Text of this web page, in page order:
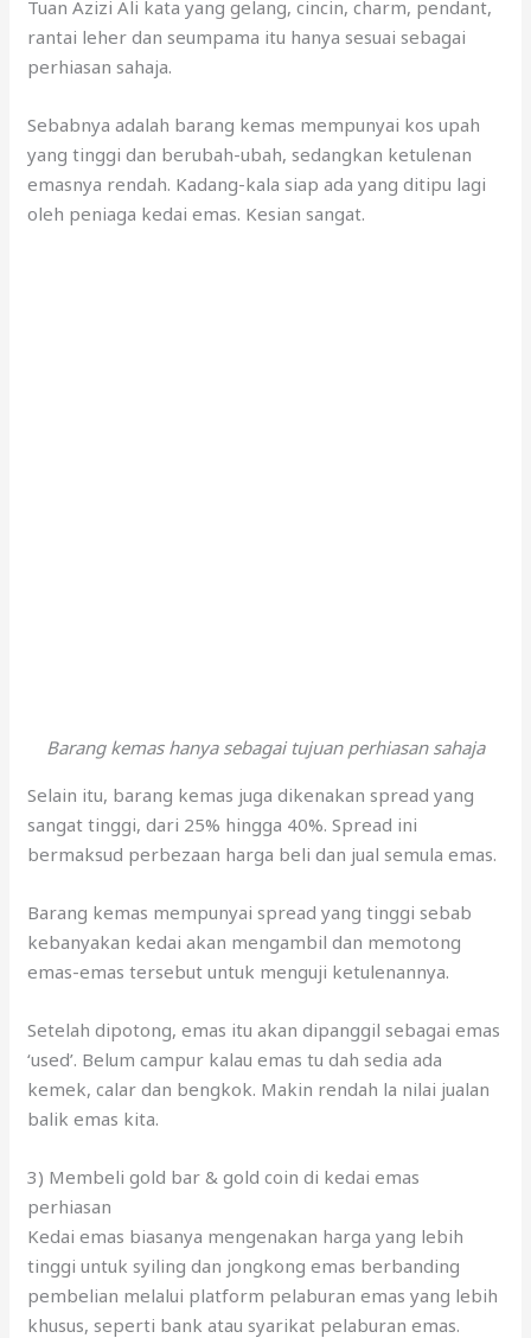
Tuan Azizi Ali kata yang gelang, cincin, charm, pendant,
rantai leher dan seumpama itu hanya sesuai sebagai
perhiasan sahaja.
Sebabnya adalah barang kemas mempunyai kos upah
yang tinggi dan berubah-ubah, sedangkan ketulenan
emasnya rendah. Kadang-kala siap ada yang ditipu lagi
oleh peniaga kedai emas. Kesian sangat.
bermaksud perbezaan harga beli dan jual semula emas.
Barang kemas mempunyai spread yang tinggi sebab
kebanyakan kedai akan mengambil dan memotong
emas-emas tersebut untuk menguji ketulenannya.
Setelah dipotong, emas itu akan dipanggil sebagai emas
‘used’. Belum campur kalau emas tu dah sedia ada
kemek, calar dan bengkok. Makin rendah la nilai jualan
balik emas kita.
3) Membeli gold bar & gold coin di kedai emas
perhiasan
tinggi untuk syiling dan jongkong emas berbanding
pembelian melalui platform pelaburan emas yang lebih
khusus, seperti bank atau syarikat pelaburan emas.